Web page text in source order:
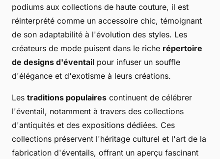
podiums aux collections de haute couture, il est
réinterprété comme un accessoire chic, témoignant
de son adaptabilité à l'évolution des styles. Les
créateurs de mode puisent dans le riche répertoire
de designs d'éventail pour infuser un souffle
d'élégance et d'exotisme à leurs créations.
Les traditions populaires continuent de célébrer
l'éventail, notamment à travers des collections
d'antiquités et des expositions dédiées. Ces
collections préservent l'héritage culturel et l'art de la
fabrication d'éventails, offrant un aperçu fascinant